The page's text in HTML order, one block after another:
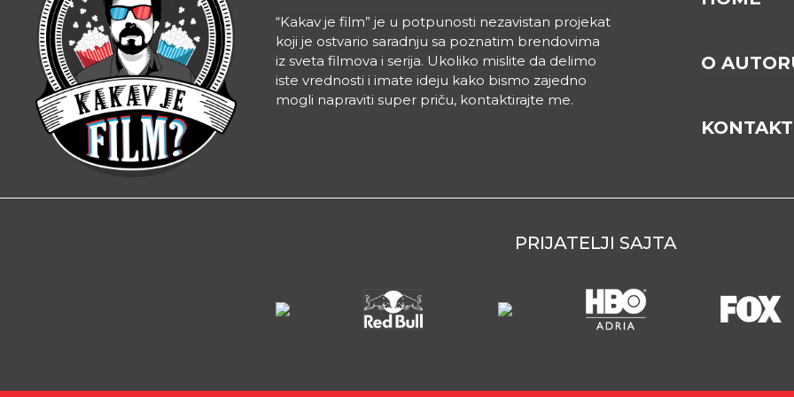
“Kakav je film” je u potpunosti nezavistan projekat
koji je ostvario saradnju sa poznatim brendovima
iz sveta filmova i serija. Ukoliko mislite da delimo
iste vrednosti i imate ideju kako bismo zajedno
mogli napraviti super priču, kontaktirajte me.
O
KONTAKT
PRIJATELJI SAJTA